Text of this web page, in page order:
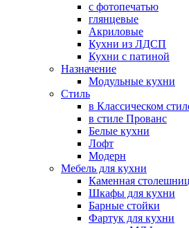
с фотопечатью
глянцевые
Акриловые
Кухни из ЛДСП
Кухни с патиной
Назначение
Модульные кухни
Стиль
в Классическом
в стиле Прованс
Белые кухни
Лофт
Модерн
Мебель для кухни
Каменная
Шкафы для кухни
Барные стойки
Фартук для кухни